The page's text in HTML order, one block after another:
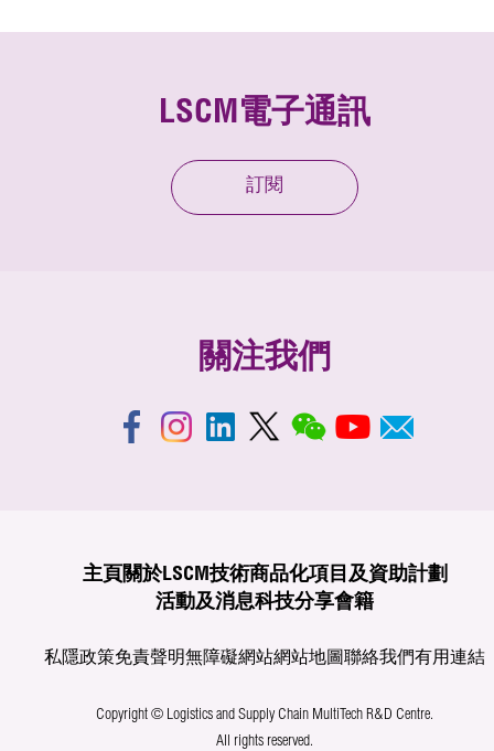
LSCM電子通訊
訂閱
關注我們
主頁關於LSCM技術商品化項目及資助計劃
活動及消息科技分享會籍
私隱政策免責聲明無障礙網站網站地圖聯絡我們有用連結
Copyright © Logistics and Supply Chain MultiTech R&D Centre.
All rights reserved.